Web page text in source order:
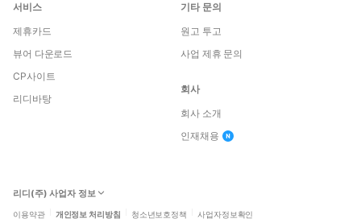
서비스
제휴카드
뷰어 다운로드
CP사이트
리디바탕
기타 문의
원고 투고
사업 제휴 문의
회사
회사 소개
인재채용
리디(주) 사업자 정보
이용약관 개인정보 처리방침 청소년보호정책 사업자정보확인